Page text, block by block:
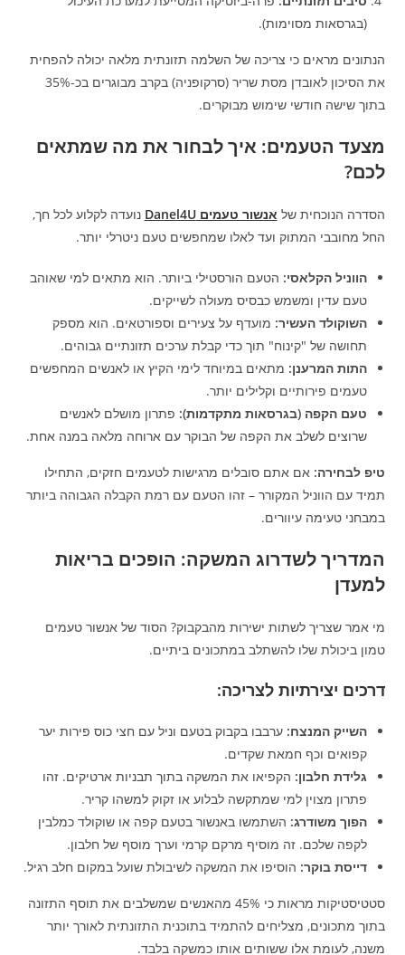
(בגרסאות מסוימות).
הנתונים מראים כי צריכה של השלמה תזונתית מלאה יכולה להפחית
את הסיכון לאובדן מסת שריר (סרקופניה) בקרב מבוגרים בכ-35%
בתוך שישה חודשי שימוש מבוקרים.
מצעד הטעמים: איך לבחור את מה שמתאים
לכם?
הסדרה הנוכחית של אנשור טעמים Danel4U
נועדה לקלוע לכל חך,
החל מחובבי המתוק ועד לאלו שמחפשים טעם ניטרלי יותר.
הווניל הקלאסי: הטעם הורסטילי ביותר. הוא מתאים למי שאוהב
טעם עדין ומשמש כבסיס מעולה לשייקים.
השוקולד העשיר: מועדף על צעירים וספורטאים. הוא מספק
תחושה של "קינוח" תוך כדי קבלת ערכים תזונתיים גבוהים.
התות המרענן: מתאים במיוחד לימי הקיץ או לאנשים המחפשים
טעמים פירותיים וקלילים יותר.
טעם הקפה (בגרסאות מתקדמות): פתרון מושלם לאנשים
שרוצים לשלב את הקפה של הבוקר עם ארוחה מלאה במנה אחת.
טיפ לבחירה: אם אתם סובלים מרגישות לטעמים חזקים, התחילו
תמיד עם הווניל המקורר – זהו הטעם עם רמת הקבלה הגבוהה ביותר
במבחני טעימה עיוורים.
המדריך לשדרוג המשקה: הופכים בריאות
למעדן
מי אמר שצריך לשתות ישירות מהבקבוק? הסוד של אנשור טעמים
טמון ביכולת שלו להשתלב במתכונים ביתיים.
דרכים יצירתיות לצריכה:
השייק המנצח: ערבבו בקבוק בטעם וניל עם חצי כוס פירות יער
קפואים וכף חמאת שקדים.
גלידת חלבון: הקפיאו את המשקה בתוך תבניות ארטיקים. זהו
פתרון מצוין למי שמתקשה לבלוע או זקוק למשהו קריר.
הפוך משודרג: השתמשו באנשור בטעם קפה או שוקולד כמלבין
לקפה שלכם. זה מוסיף מרקם קרמי וערך מוסף של חלבון.
דייסת בוקר: הוסיפו את המשקה לשיבולת שועל במקום חלב רגיל.
סטטיסטיקות מראות כי 45% מהאנשים שמשלבים את תוסף התזונה
בתוך מתכונים, מצליחים להתמיד בתוכנית התזונתית לאורך יותר
משנה, לעומת אלו ששותים אותו כמשקה בלבד.